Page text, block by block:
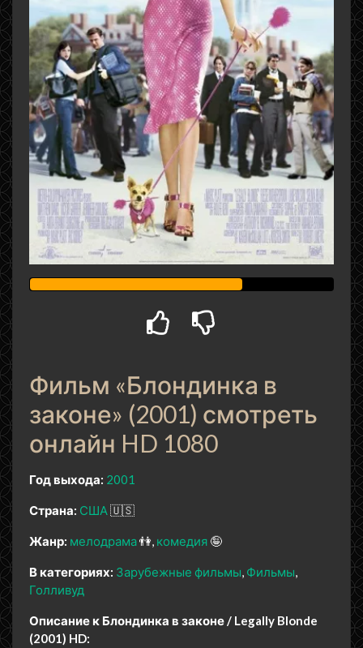
Фильм «Блондинка в
законе» (2001) смотреть
онлайн HD 1080
Год выхода: 2001
Страна: США🇺🇸
Жанр: мелодрама👫 комедия 🤪
В категориях: Зарубежные фильмы Фильмы
Голливуд
Описание к Блондинка в законе / Legally Blonde
(2001) HD: